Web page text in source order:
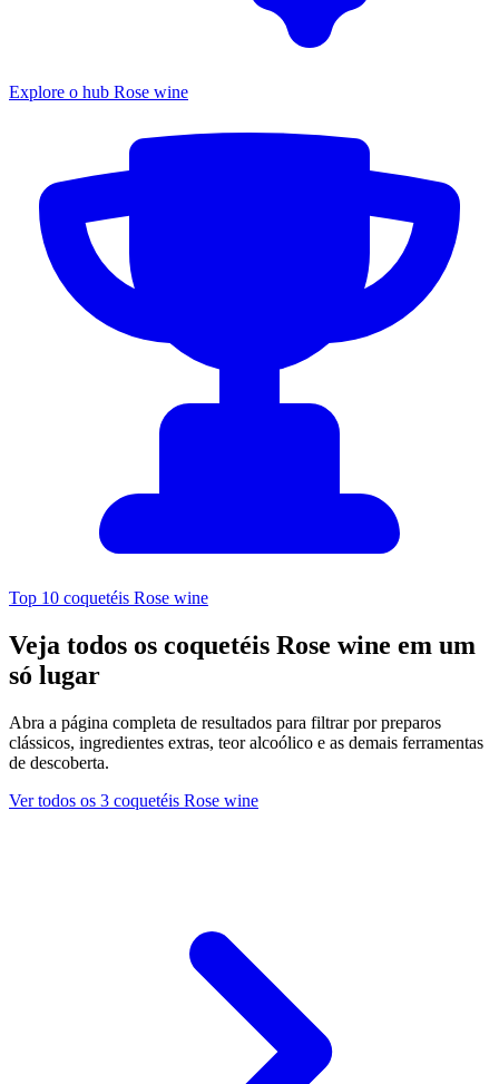
Explore o hub Rose wine
Top 10 coquetéis Rose wine
Veja todos os coquetéis Rose wine em um
só lugar
Abra a página completa de resultados para filtrar por preparos
clássicos, ingredientes extras, teor alcoólico e as demais ferramentas
de descoberta.
Ver todos os 3 coquetéis Rose wine